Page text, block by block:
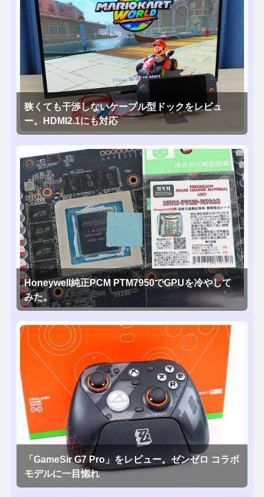
狭くても干渉しないケーブル型ドックをレビュ
ー。HDMI2.1にも対応
Honeywell純正PCM PTM7950でGPUを冷やして
みた。
「GameSir G7 Pro」をレビュー。ゼンゼロ コラボ
モデルに一目惚れ